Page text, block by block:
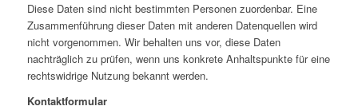
Diese Daten sind nicht bestimmten Personen zuordenbar. Eine
Zusammenführung dieser Daten mit anderen Datenquellen wird
nicht vorgenommen. Wir behalten uns vor, diese Daten
nachträglich zu prüfen, wenn uns konkrete Anhaltspunkte für eine
rechtswidrige Nutzung bekannt werden.
Kontaktformular